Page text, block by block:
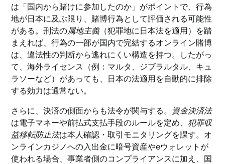
は「国内から賭けに参加したのか」がポイントで、行為
地が日本に及ぶ限り、賭博行為として評価される可能性
がある。刑法の属地主義（犯罪地に日本法を適用）を踏
まえれば、行為の一部が国内で完結するオンライン賭博
は、違法性の判断から逃れにくい構造を持つ。したがっ
て、海外ライセンス（例：マルタ、ジブラルタル、キュ
ラソーなど）があっても、日本の法適用を自動的に排除
する効力は通常ない。
さらに、決済の側面からも法令が関与する。
資金決済法
は電子マネーや前払式支払手段のルールを定め、 犯罪収
益移転防止法は本人確認・取引モニタリングを課す。オ
ンラインカジノへの入出金に暗号資産やeウォレットが
使われる場合、事業者側のコンプライアンスに加え、国